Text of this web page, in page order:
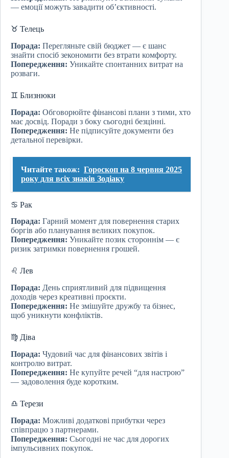
— емоції можуть завадити об’єктивності.
♉ Телець
Порада: Перегляньте свій бюджет — є шанс
знайти спосіб зекономити без втрати комфорту.
Попередження: Уникайте спонтанних витрат на
розваги.
♊ Близнюки
Порада: Обговорюйте фінансові плани з тими, хто
має досвід. Поради з боку сьогодні безцінні.
Попередження: Не підписуйте документи без
детальної перевірки.
Читайте також: Гороскоп на 8 червня 2025
року для всіх знаків Зодіаку
♋ Рак
Порада: Гарний момент для повернення старих
боргів або планування великих покупок.
Попередження: Уникайте позик стороннім — є
ризик затримки повернення грошей.
♌ Лев
Порада: День сприятливий для підвищення
доходів через креативні проєкти.
Попередження: Не змішуйте дружбу та бізнес,
щоб уникнути конфліктів.
♍ Діва
Порада: Чудовий час для фінансових звітів і
контролю витрат.
Попередження: Не купуйте речей “для настрою”
— задоволення буде коротким.
♎ Терези
Порада: Можливі додаткові прибутки через
співпрацю з партнерами.
Попередження: Сьогодні не час для дорогих
імпульсивних покупок.